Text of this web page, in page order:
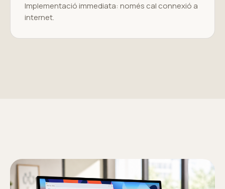
Implementació immediata: només cal connexió a
internet.